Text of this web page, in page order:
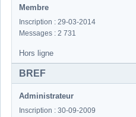
Membre
Inscription : 29-03-2014
Messages : 2 731
Hors ligne
BREF
Administrateur
Inscription : 30-09-2009